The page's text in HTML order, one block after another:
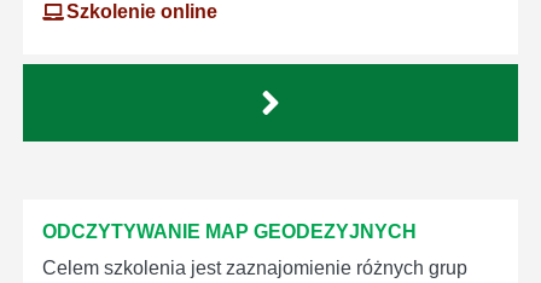
Szkolenie online
ODCZYTYWANIE MAP GEODEZYJNYCH
Celem szkolenia jest zaznajomienie różnych grup